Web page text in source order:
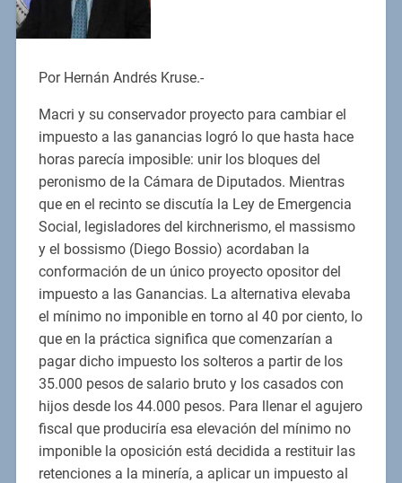
Por Hernán Andrés Kruse.-
Macri y su conservador proyecto para cambiar el
impuesto a las ganancias logró lo que hasta hace
horas parecía imposible: unir los bloques del
peronismo de la Cámara de Diputados. Mientras
que en el recinto se discutía la Ley de Emergencia
Social, legisladores del kirchnerismo, el massismo
y el bossismo (Diego Bossio) acordaban la
conformación de un único proyecto opositor del
impuesto a las Ganancias. La alternativa elevaba
el mínimo no imponible en torno al 40 por ciento, lo
que en la práctica significa que comenzarían a
pagar dicho impuesto los solteros a partir de los
35.000 pesos de salario bruto y los casados con
hijos desde los 44.000 pesos. Para llenar el agujero
fiscal que produciría esa elevación del mínimo no
imponible la oposición está decidida a restituir las
retenciones a la minería, a aplicar un impuesto al